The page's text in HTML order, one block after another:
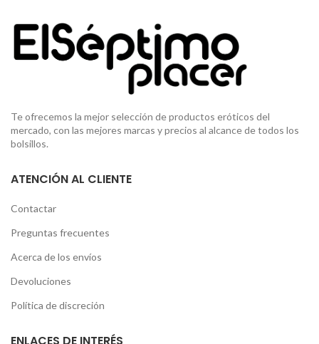
Te ofrecemos la mejor selección de productos eróticos del
mercado, con las mejores marcas y precios al alcance de todos los
bolsillos.
ATENCIÓN AL CLIENTE
Contactar
Preguntas frecuentes
Acerca de los envíos
Devoluciones
Política de discreción
ENLACES DE INTERÉS